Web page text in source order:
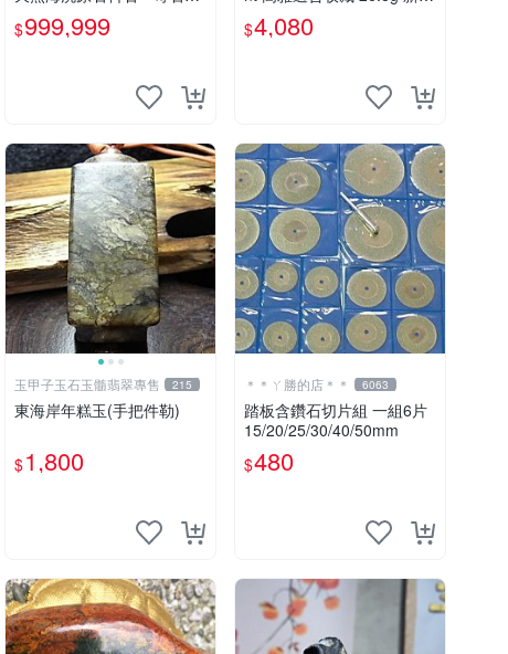
石觀賞石圖案石畫面石人物
石山形型石風景觀石印石臺
$999,999
老玉、雕佩、圓形
$4,080
玉甲子玉石玉髓翡翠專售 215
東海岸年糕玉(手把件勒)
$1,800
＊＊ㄚ勝的店＊＊ 6063
踏板含鑽石切片組 一組6片
15/20/25/30/40/50mm
$480